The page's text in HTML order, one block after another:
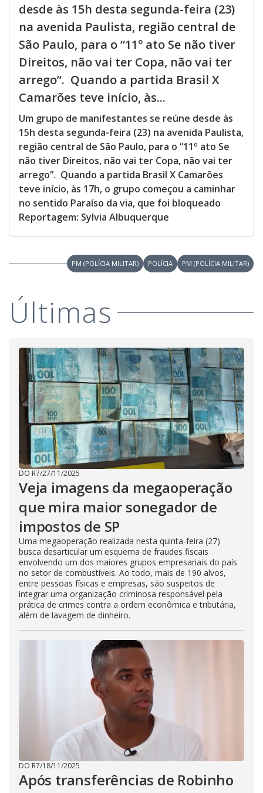
desde às 15h desta segunda-feira (23)
na avenida Paulista, região central de
São Paulo, para o “11º ato Se não tiver
Direitos, não vai ter Copa, não vai ter
arrego”. Quando a partida Brasil X
Camarões teve início, às...
Um grupo de manifestantes se reúne desde às
15h desta segunda-feira (23) na avenida Paulista,
região central de São Paulo, para o “11º ato Se
não tiver Direitos, não vai ter Copa, não vai ter
arrego”. Quando a partida Brasil X Camarões
teve início, às 17h, o grupo começou a caminhar
no sentido Paraíso da via, que foi bloqueado
Reportagem: Sylvia Albuquerque
PM (POLÍCIA MILITAR) POLÍCIA PM (POLÍCIA MILITAR)
Últimas
DO R7/27/11/2025
Veja imagens da megaoperação
que mira maior sonegador de
impostos de SP
Uma megaoperação realizada nesta quinta-feira (27)
busca desarticular um esquema de fraudes fiscais
envolvendo um dos maiores grupos empresariais do país
no setor de combustíveis. Ao todo, mais de 190 alvos,
entre pessoas físicas e empresas, são suspeitos de
integrar uma organização criminosa responsável pela
prática de crimes contra a ordem econômica e tributária,
além de lavagem de dinheiro.
DO R7/18/11/2025
Após transferências de Robinho